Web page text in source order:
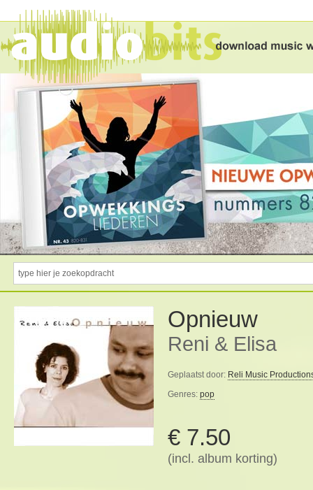
Opnieuw
Reni & Elisa
Geplaatst door: Reli Music
Genres: pop
€ 7.50
(incl. album korting)